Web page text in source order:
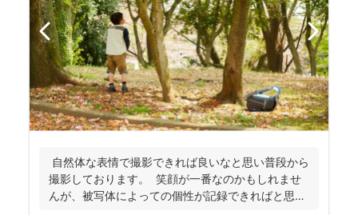
自然体な表情で撮影できれば良いなと思い普段から
撮影しております。 笑顔が一番なのかもしれませ
んが、被写体によっての個性が記録できればと思っ